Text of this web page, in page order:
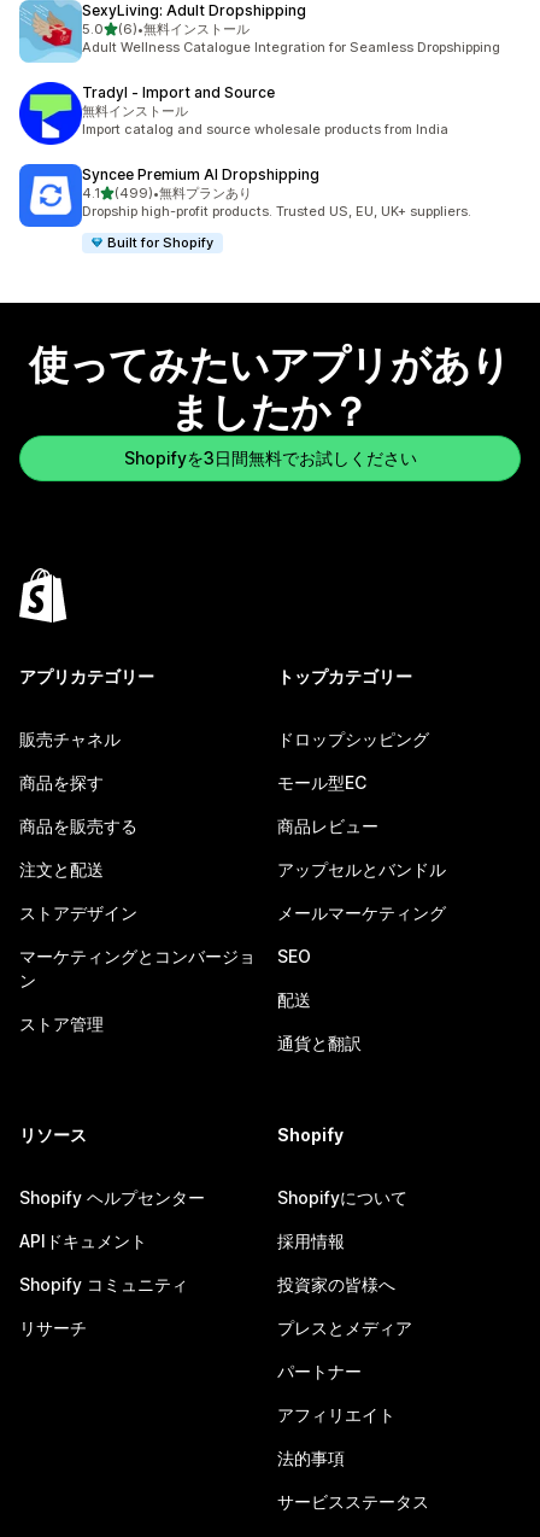
SexyLiving: Adult Dropshipping
5.05つ星中
(6)
合計レビュー数：6件
•無料インストール
Adult Wellness Catalogue Integration for Seamless Dropshipping
Tradyl ‑ Import and Source
無料インストール
Import catalog and source wholesale products from India
Syncee Premium AI Dropshipping
4.15つ星中
(499)
合計レビュー数：499件
•無料プランあり
Dropship high-profit products. Trusted US, EU, UK+ suppliers.
Built for Shopify
使ってみたいアプリがあり
ましたか？
Shopifyを3日間無料でお試しください
アプリカテゴリー
販売チャネル
商品を探す
商品を販売する
注文と配送
ストアデザイン
マーケティングとコンバージョ
ン
ストア管理
トップカテゴリー
ドロップシッピング
モール型EC
商品レビュー
アップセルとバンドル
メールマーケティング
SEO
配送
通貨と翻訳
リソース
Shopify ヘルプセンター
APIドキュメント
Shopify コミュニティ
リサーチ
Shopify
Shopifyについて
採用情報
投資家の皆様へ
プレスとメディア
パートナー
アフィリエイト
法的事項
サービスステータス